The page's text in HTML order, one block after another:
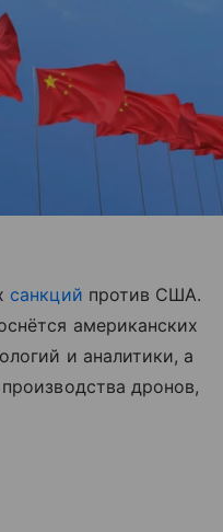
санкций против США.
американских
и аналитики, а
дронов,